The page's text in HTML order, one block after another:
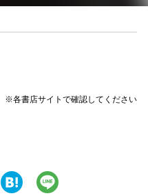
※各書店サイトで確認してください